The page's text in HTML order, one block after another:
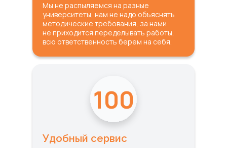
Мы не распыляемся на разные
университеты, нам не надо объяснять
методические требования, за нами
не приходится переделывать работы,
всю ответственность берем на себя.
Удобный сервис
100